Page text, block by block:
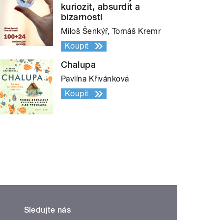
kuriozit, absurdit a
bizarností
Miloš Šenkýř, Tomáš Kremr
Koupit
Chalupa
Pavlína Křivánková
Koupit
Sledujte nás